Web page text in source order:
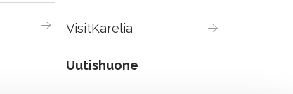
VisitKarelia
Uutishuone